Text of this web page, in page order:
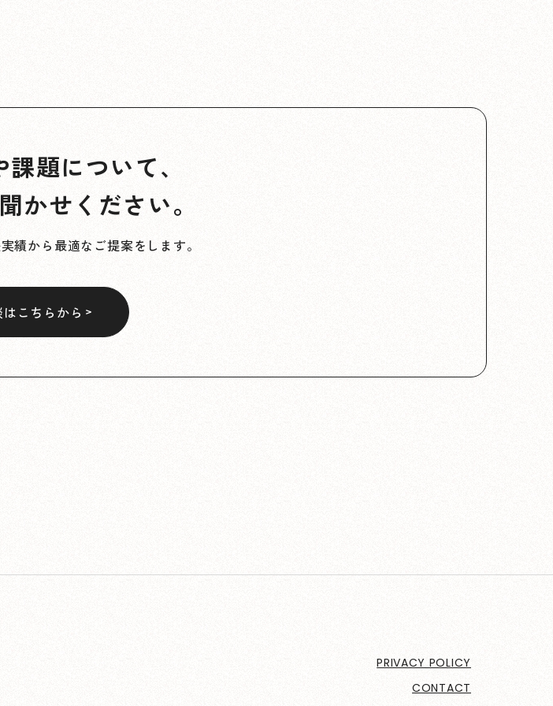
題について、
かせください。
績から最適なご提案をします。
はこちらから
PRIVACY POLICY
CONTACT